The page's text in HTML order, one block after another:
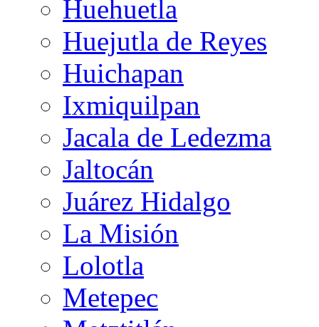
Huehuetla
Huejutla de Reyes
Huichapan
Ixmiquilpan
Jacala de Ledezma
Jaltocán
Juárez Hidalgo
La Misión
Lolotla
Metepec